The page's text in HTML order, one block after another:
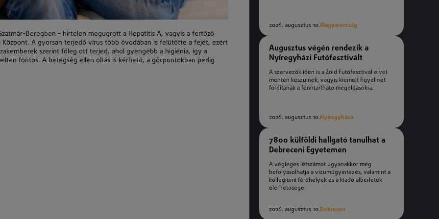
Beregben – hirtelen megugrott a Hepatitis A, vagyis a fertőző
Központ. A gyorsan terjedő vírus több óvodában is felütötte a fejét, ezért
szerint főleg ott terjed, ahol gyengébb a higiénia, így a
fontos. A betegség ellen oltás is kérhető, a gócpontokban pedig
2026. augusztus 10.Magyarország
Augusztus végén rendezik a
Nyíregyházi Futófesztivált
A szervezők idén is a Zöld Futófesztivál elvei
mentén készülnek, vagyis kiemelt figyelmet
fordítanak a fenntartható megoldásokra.
2026. augusztus 10. Nyíregyháza
7800 külföldi hallgató tanulhat a
Debreceni Egyetemen
A végleges létszámot ugyanakkor még
befolyásolhatja a vízumügyintézés, valamint a
kollégiumi férőhelyek és a kiadó albérletek
elérhetősége.
2026. augusztus 10.Debrecen